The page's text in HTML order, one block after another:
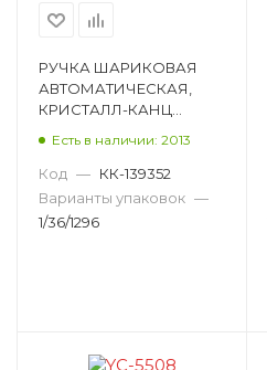
РУЧКА ШАРИКОВАЯ
АВТОМАТИЧЕСКАЯ,
КРИСТАЛЛ-КАНЦ
ПИШУЩИЙ УЗЕЛ
ПУЛЕВИД YC-5513
Есть в наличии: 2013
Код — КК-139352
Варианты упаковок —
1/36/1296